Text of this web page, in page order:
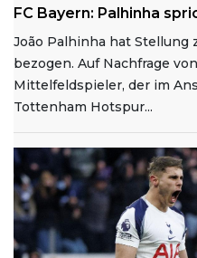
FC Bayern: Palhinha
João Palhinha hat Stellung
bezogen. Auf Nachfrage
Mittelfeldspieler, der im
Tottenham Hotspur...